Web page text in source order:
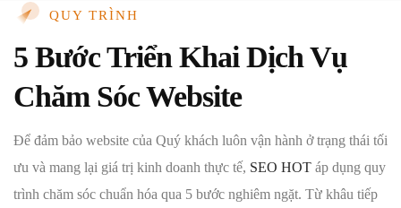
QUY TRÌNH
5 Bước Triển Khai Dịch Vụ
Chăm Sóc Website
Để đảm bảo website của Quý khách luôn vận hành ở trạng thái tối
ưu và mang lại giá trị kinh doanh thực tế, SEO HOT áp dụng quy
trình chăm sóc chuẩn hóa qua 5 bước nghiêm ngặt. Từ khâu tiếp